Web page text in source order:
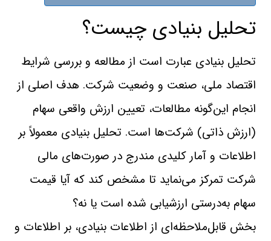
تحلیل بنیادی چیست؟
تحلیل بنیادی عبارت است از مطالعه و بررسی شرايط
اقتصاد‌ ملی، صنعت و وضعيت شركت. هدف اصلی از
انجام اين‌گونه مطالعات، تعيين ارزش واقعی سهام
(ارزش ‌ذاتی) شركت‌ها است. تحلیل بنیادی معمولاً بر
اطلاعات و آمار كليدی مندرج در صورت‌های مالی
شركت تمركز می‌نمايد تا مشخص كند كه آيا قيمت
سهام به‌درستی ارزشيابی شده‌ است يا نه؟
بخش قابل‌ملاحظه‌ای از اطلاعات بنيادی، بر اطلاعات و